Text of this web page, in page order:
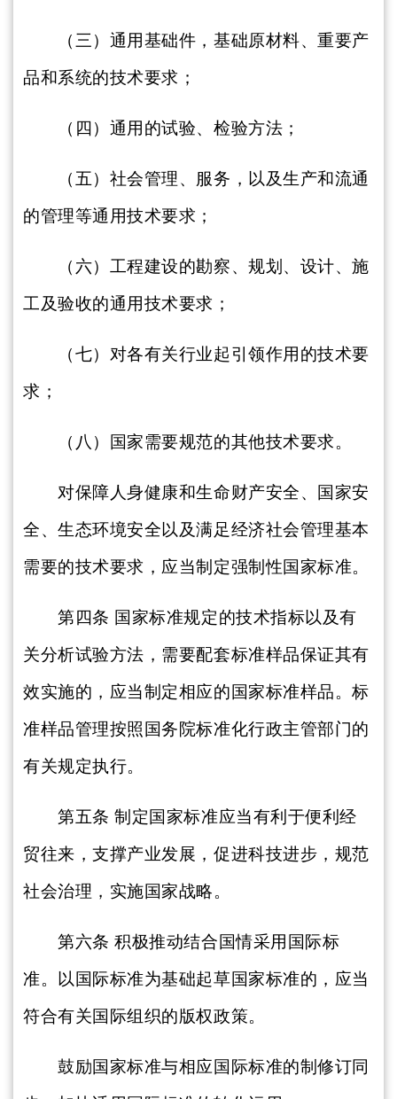
（三）通用基础件，基础原材料、重要产
品和系统的技术要求；
（四）通用的试验、检验方法；
（五）社会管理、服务，以及生产和流通
的管理等通用技术要求；
（六）工程建设的勘察、规划、设计、施
工及验收的通用技术要求；
（七）对各有关行业起引领作用的技术要
求；
（八）国家需要规范的其他技术要求。
对保障人身健康和生命财产安全、国家安
全、生态环境安全以及满足经济社会管理基本
需要的技术要求，应当制定强制性国家标准。
第四条 国家标准规定的技术指标以及有
关分析试验方法，需要配套标准样品保证其有
效实施的，应当制定相应的国家标准样品。标
准样品管理按照国务院标准化行政主管部门的
有关规定执行。
第五条制定国家标准应当有利于便利经
贸往来，支撑产业发展，促进科技进步，规范
社会治理，实施国家战略。
第六条积极推动结合国情采用国际标
准。以国际标准为基础起草国家标准的，应当
符合有关国际组织的版权政策。
鼓励国家标准与相应国际标准的制修订同